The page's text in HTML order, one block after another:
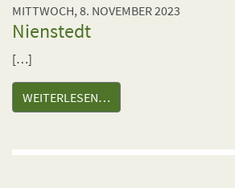
MITTWOCH, 8. NOVEMBER 2023
Nienstedt
[…]
WEITERLESEN…